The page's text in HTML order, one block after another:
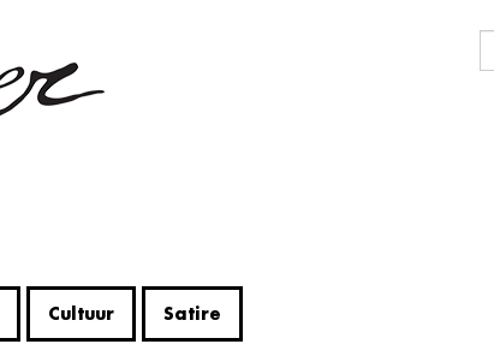
Cultuur Satire